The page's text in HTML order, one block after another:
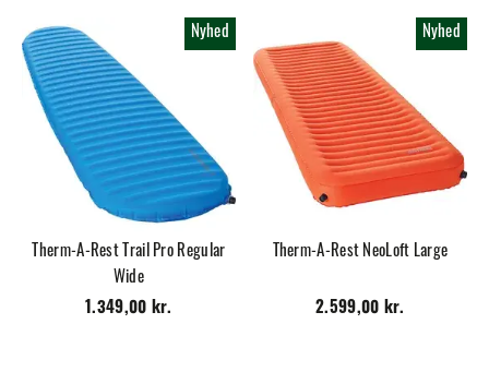
Nyhed
Therm-A-Rest Trail Pro Regular
Wide
1.349,00 kr.
Nyhed
Therm-A-Rest NeoLoft Large
2.599,00 kr.